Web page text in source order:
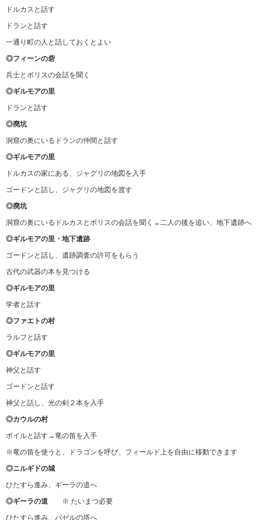
ドルカスと話す
ドランと話す
一通り町の人と話しておくとよい
◎フィーンの砦
兵士とボリスの会話を聞く
◎ギルモアの里
ドランと話す
◎廃坑
洞窟の奥にいるドランの仲間と話す
◎ギルモアの里
ドルカスの家にある、ジャグリの地図を入手
ゴードンと話し、ジャグリの地図を渡す
◎廃坑
洞窟の奥にいるドルカスとボリスの会話を聞く→二人の後を追い、地下遺跡へ
◎ギルモアの里・地下遺跡
ゴードンと話し、遺跡調査の許可をもらう
古代の武器の本を見つける
◎ギルモアの里
学者と話す
◎ファエトの村
ラルフと話す
◎ギルモアの里
神父と話す
ゴードンと話す
神父と話し、光の剣２本を入手
◎カウルの村
ボイルと話す→竜の笛を入手
※竜の笛を使うと、ドラゴンを呼び、フィールド上を自由に移動できます
◎ニルギドの城
ひたすら進み、ギーラの道へ
◎ギーラの道 ※ たいまつ必要
ひたすら進み、バゼルの塔へ